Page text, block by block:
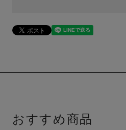
おすすめ商品